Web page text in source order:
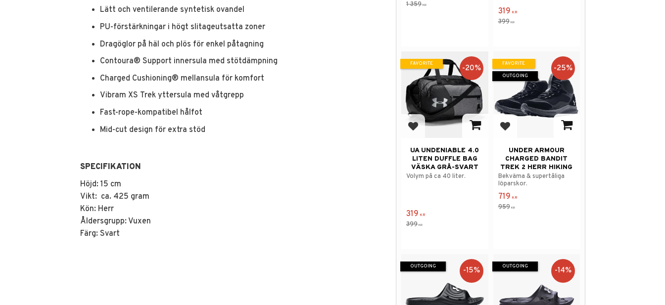
Lätt och ventilerande syntetisk ovandel
PU-förstärkningar i högt slitageutsatta zoner
Dragöglor på häl och plös för enkel påtagning
Contoura® Support innersula med stötdämpning
Charged Cushioning® mellansula för komfort
Vibram XS Trek yttersula med våtgrepp
Fast-rope-kompatibel hålfot
Mid-cut design för extra stöd
SPECIFIKATION
Höjd: 15 cm
Vikt: ca. 425 gram
Kön: Herr
Åldersgrupp: Vuxen
Färg: Svart
1 359KR
319 KR
399KR
Add to favorites
UA UNDENIABLE 4.0
LITEN DUFFLE BAG
VÄSKA GRÅ-SVART
Volym på ca 40 liter.
319 KR
399KR
20%
FAVORITE
Add to favorites
UNDER ARMOUR
CHARGED BANDIT
TREK 2 HERR HIKING
Bekväma & supertåliga
löparskor.
719 KR
959KR
25%
FAVORITE
OUTGOING
15%
OUTGOING 14%
OUTGOING